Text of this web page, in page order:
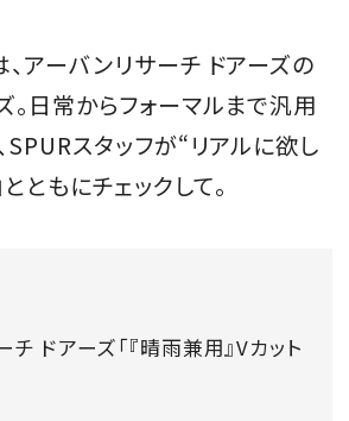
アーバンリサーチ ドアーズの
日常からフォーマルまで汎用
スタッフが“リアルに欲し
ともにチェックして。
ドアーズ「『晴雨兼用』Vカット